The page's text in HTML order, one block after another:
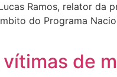
Ramos, relator da
do Programa
de